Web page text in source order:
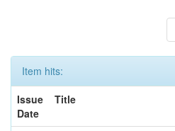
Item hits:
Issue
Date
Title